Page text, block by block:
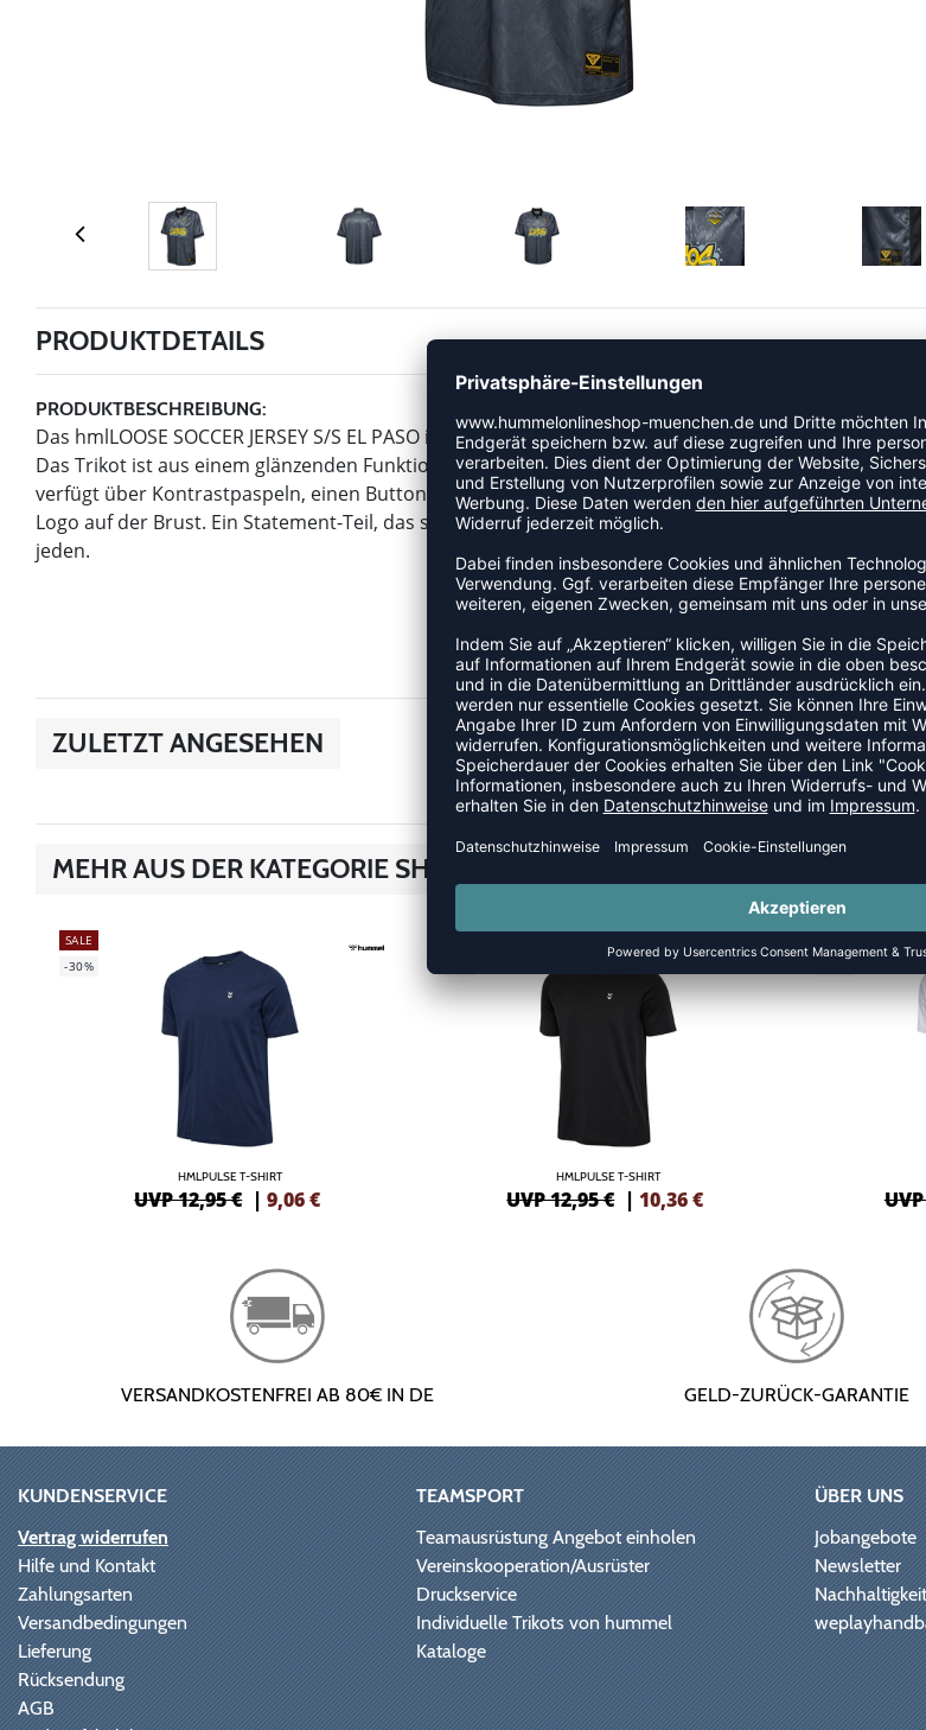
PRODUKTDETAILS
PRODUKTBESCHREIBUNG:
Das hmlLOOSE SOCCER JERSEY S/S EL PASO ist ein Retro-Fußballtrikot mit einem gewagten
Das Trikot ist aus einem glänzenden Funktionsmaterial gefertigt und hat eine lockere, übergroße
verfügt über Kontrastpaspeln, einen Button-up-Kragen, ein lebendiges Brustmotiv und ein
Logo auf der Brust. Ein Statement-Teil, das sportliches Erbe mit urbanem Ausdruck verbindet -
jeden.
ZULETZT ANGESEHEN
MEHR AUS DER KATEGORIE SHIRTS
SALE
-30%
HMLPULSE T-SHIRT
UVP 12,95 € |9,06€
HMLPULSE T-SHIRT
UVP 12,95 € |10,36€
VERSANDKOSTENFREI AB 80€ IN DE GELD-ZURÜCK-GARANTIE
KUNDENSERVICE
Vertrag widerrufen
Hilfe und Kontakt
Zahlungsarten
Versandbedingungen
Lieferung
Rücksendung
AGB
TEAMSPORT
Teamausrüstung Angebot einholen
Vereinskooperation/Ausrüster
Druckservice
Individuelle Trikots von hummel
Kataloge
ÜBER UNS
Jobangebote
Newsletter